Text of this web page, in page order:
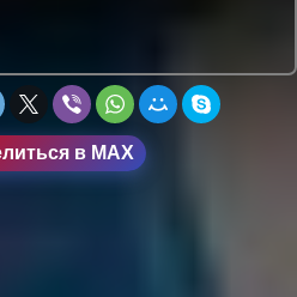
в MAX